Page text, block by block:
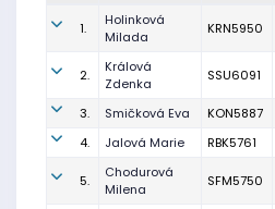
1.
Holinková
Milada
KRN5950
2.
Králová
Zdenka
SSU6091
3. Smičková Eva KON5887
4.
Jalová Marie RBK5761
5.
Chodurová
Milena
SFM5750